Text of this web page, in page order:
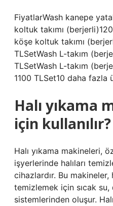
FiyatlarWash kanepe
koltuk takımı
köşe koltuk takımı
TLSetWash L-takım
TLSetWash L-takım
1100 TLSet10 daha fazla
Halı yıkama
için kullanılır?
Halı yıkama makineleri,
işyerlerinde halıları
cihazlardır. Bu
temizlemek için sıcak su,
sistemlerinden oluşur.